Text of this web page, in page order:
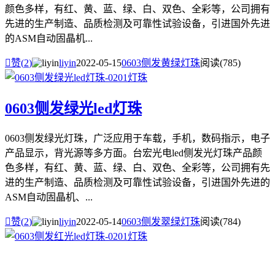
颜色多样，有红、黄、蓝、绿、白、双色、全彩等，公司拥有
先进的生产制造、品质检测及可靠性试验设备，引进国外先进
的ASM自动固晶机...
赞(2) liyin2022-05-150603侧发黄绿灯珠阅读(785)
0603侧发绿光led灯珠
0603侧发绿光灯珠，广泛应用于车载，手机，数码指示，电子
产品显示，背光源等多方面。台宏光电led侧发光灯珠产品颜
色多样，有红、黄、蓝、绿、白、双色、全彩等，公司拥有先
进的生产制造、品质检测及可靠性试验设备，引进国外先进的
ASM自动固晶机、...
赞(2) liyin2022-05-140603侧发翠绿灯珠阅读(784)